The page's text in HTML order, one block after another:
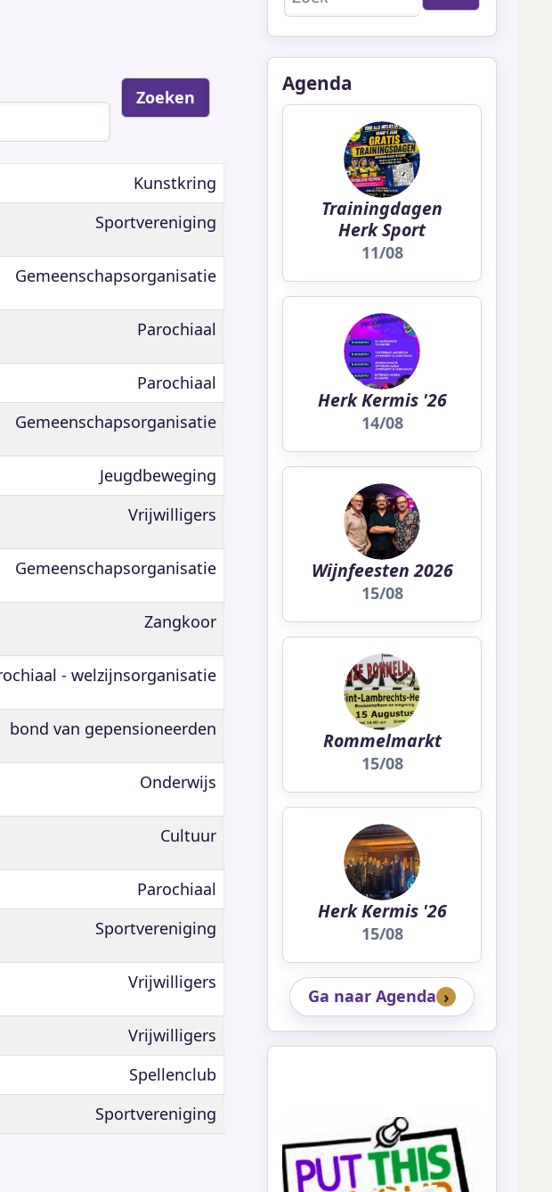
Kunstkring
Sportvereniging
Gemeenschapsorganisatie
Parochiaal
Parochiaal
Gemeenschapsorganisatie
Jeugdbeweging
Vrijwilligers
Gemeenschapsorganisatie
Zangkoor
- welzijnsorganisatie
bond van gepensioneerden
Onderwijs
Cultuur
Parochiaal
Sportvereniging
Vrijwilligers
Vrijwilligers
Spellenclub
Sportvereniging
Agenda
Trainingdagen
Herk Sport
11/08
Herk Kermis '26
14/08
Wijnfeesten 2026
15/08
Rommelmarkt
15/08
Herk Kermis '26
15/08
Ga naar Agenda